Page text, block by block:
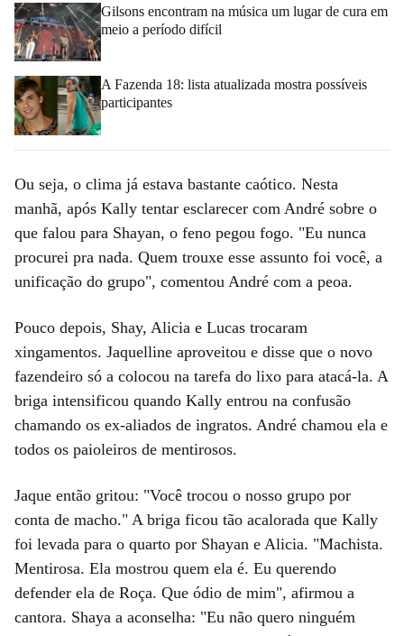
Gilsons encontram na música um lugar de cura em
meio a período difícil
A Fazenda 18: lista atualizada mostra possíveis
participantes
Ou seja, o clima já estava bastante caótico. Nesta
manhã, após Kally tentar esclarecer com André sobre o
que falou para Shayan, o feno pegou fogo. "Eu nunca
procurei pra nada. Quem trouxe esse assunto foi você, a
unificação do grupo", comentou André com a peoa.
Pouco depois, Shay, Alicia e Lucas trocaram
xingamentos. Jaquelline aproveitou e disse que o novo
fazendeiro só a colocou na tarefa do lixo para atacá-la. A
briga intensificou quando Kally entrou na confusão
chamando os ex-aliados de ingratos. André chamou ela e
todos os paioleiros de mentirosos.
Jaque então gritou: "Você trocou o nosso grupo por
conta de macho." A briga ficou tão acalorada que Kally
foi levada para o quarto por Shayan e Alicia. "Machista.
Mentirosa. Ela mostrou quem ela é. Eu querendo
defender ela de Roça. Que ódio de mim", afirmou a
cantora. Shaya a aconselha: "Eu não quero ninguém